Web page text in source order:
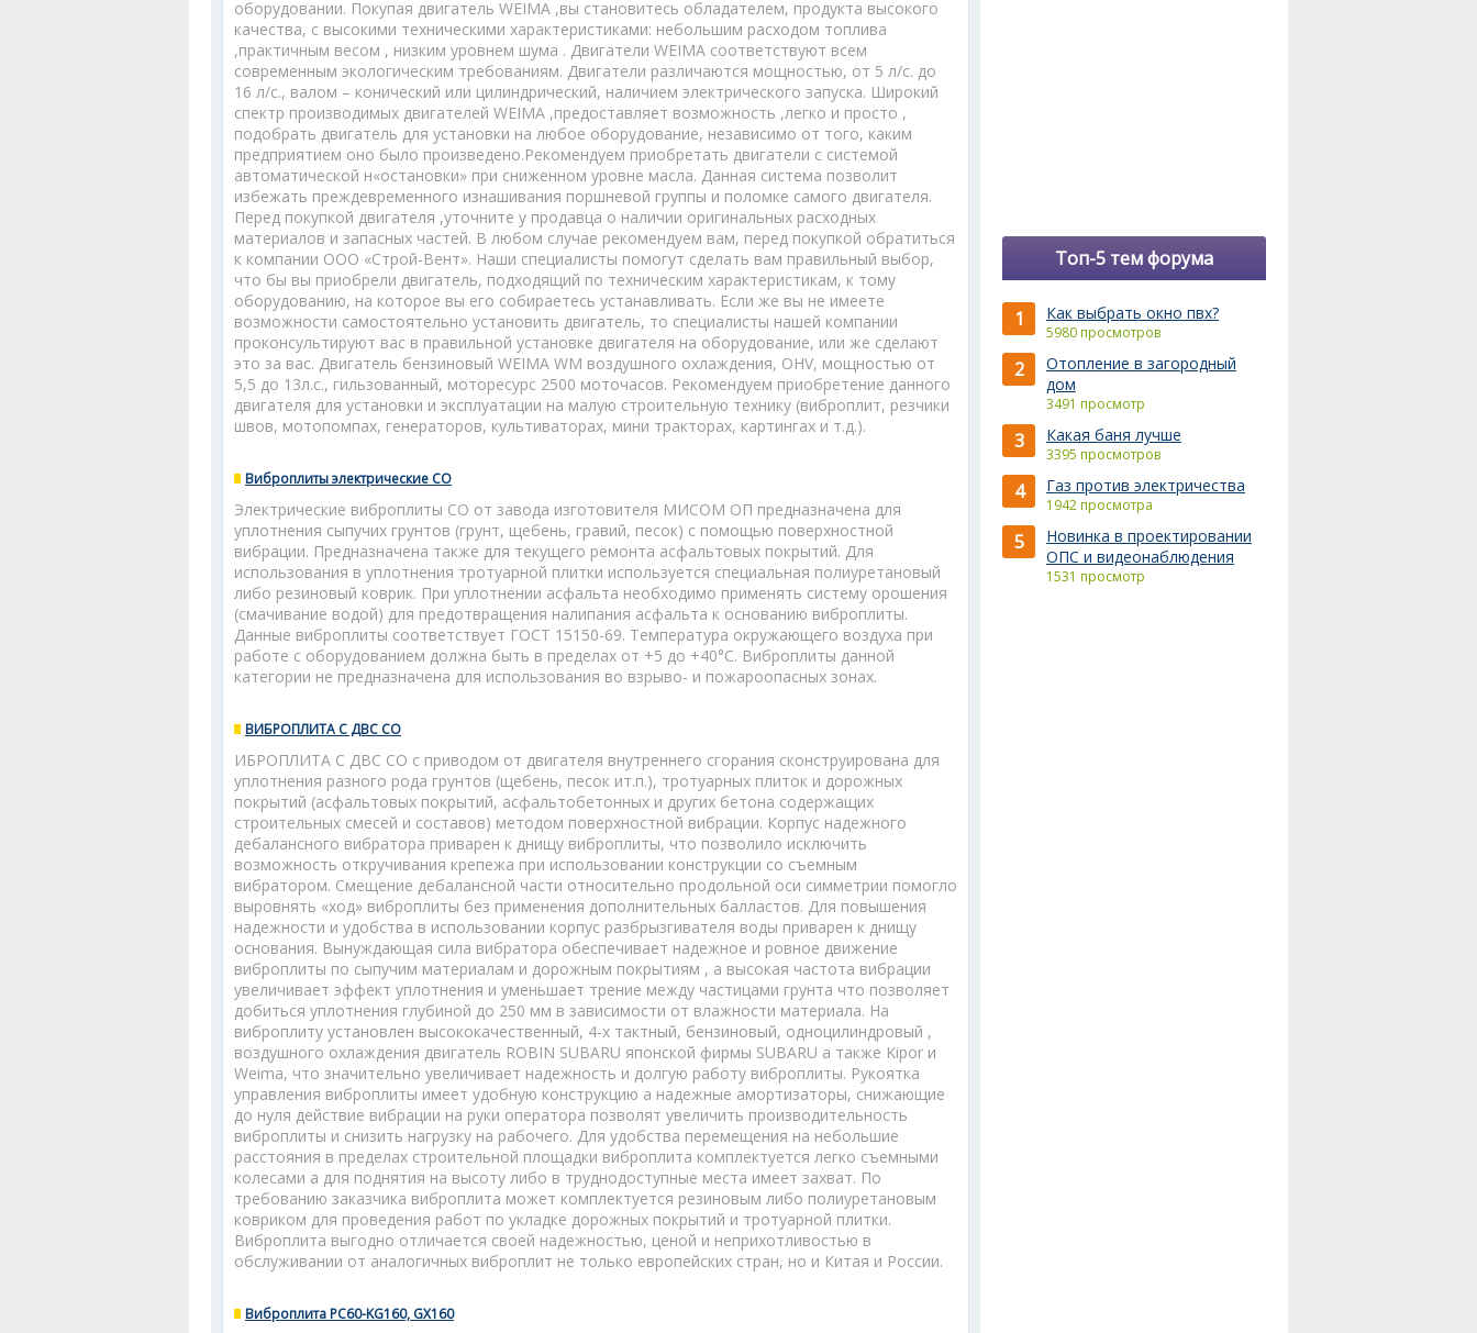
оборудовании. Покупая двигатель WEIMA ,вы становитесь обладателем, продукта высокого
качества, с высокими техническими характеристиками: небольшим расходом топлива
,практичным весом , низким уровнем шума . Двигатели WEIMA соответствуют всем
современным экологическим требованиям. Двигатели различаются мощностью, от 5 л/с. до
16 л/с., валом – конический или цилиндрический, наличием электрического запуска. Широкий
спектр производимых двигателей WEIMA ,предоставляет возможность ,легко и просто ,
подобрать двигатель для установки на любое оборудование, независимо от того, каким
предприятием оно было произведено.Рекомендуем приобретать двигатели с системой
автоматической н«остановки» при сниженном уровне масла. Данная система позволит
избежать преждевременного изнашивания поршневой группы и поломке самого двигателя.
Перед покупкой двигателя ,уточните у продавца о наличии оригинальных расходных
материалов и запасных частей. В любом случае рекомендуем вам, перед покупкой обратиться
к компании ООО «Строй-Вент». Наши специалисты помогут сделать вам правильный выбор,
что бы вы приобрели двигатель, подходящий по техническим характеристикам, к тому
оборудованию, на которое вы его собираетесь устанавливать. Если же вы не имеете
возможности самостоятельно установить двигатель, то специалисты нашей компании
проконсультируют вас в правильной установке двигателя на оборудование, или же сделают
это за вас. Двигатель бензиновый WEIMA WM воздушного охлаждения, OHV, мощностью от
5,5 до 13л.с., гильзованный, моторесурс 2500 моточасов. Рекомендуем приобретение данного
двигателя для установки и эксплуатации на малую строительную технику (виброплит, резчики
швов, мотопомпах, генераторов, культиваторах, мини тракторах, картингах и т.д.).
Виброплиты электрические СО
Электрические виброплиты СО от завода изготовителя МИСОМ ОП предназначена для
уплотнения сыпучих грунтов (грунт, щебень, гравий, песок) с помощью поверхностной
вибрации. Предназначена также для текущего ремонта асфальтовых покрытий. Для
использования в уплотнения тротуарной плитки используется специальная полиуретановый
либо резиновый коврик. При уплотнении асфальта необходимо применять систему орошения
(смачивание водой) для предотвращения налипания асфальта к основанию виброплиты.
Данные виброплиты соответствует ГОСТ 15150-69. Температура окружающего воздуха при
работе с оборудованием должна быть в пределах от +5 до +40°С. Виброплиты данной
категории не предназначена для использования во взрыво- и пожароопасных зонах.
ВИБРОПЛИТА С ДВС СО
ИБРОПЛИТА С ДВС СО с приводом от двигателя внутреннего сгорания сконструирована для
уплотнения разного рода грунтов (щебень, песок ит.п.), тротуарных плиток и дорожных
покрытий (асфальтовых покрытий, асфальтобетонных и других бетона содержащих
строительных смесей и составов) методом поверхностной вибрации. Корпус надежного
дебалансного вибратора приварен к днищу виброплиты, что позволило исключить
возможность откручивания крепежа при использовании конструкции со съемным
вибратором. Смещение дебалансной части относительно продольной оси симметрии помогло
выровнять «ход» виброплиты без применения дополнительных балластов. Для повышения
надежности и удобства в использовании корпус разбрызгивателя воды приварен к днищу
основания. Вынуждающая сила вибратора обеспечивает надежное и ровное движение
виброплиты по сыпучим материалам и дорожным покрытиям , а высокая частота вибрации
увеличивает эффект уплотнения и уменьшает трение между частицами грунта что позволяет
добиться уплотнения глубиной до 250 мм в зависимости от влажности материала. На
виброплиту установлен высококачественный, 4-х тактный, бензиновый, одноцилиндровый ,
воздушного охлаждения двигатель ROBIN SUBARU японской фирмы SUBARU а также Kipor и
Weima, что значительно увеличивает надежность и долгую работу виброплиты. Рукоятка
управления виброплиты имеет удобную конструкцию а надежные амортизаторы, снижающие
до нуля действие вибрации на руки оператора позволят увеличить производительность
виброплиты и снизить нагрузку на рабочего. Для удобства перемещения на небольшие
расстояния в пределах строительной площадки виброплита комплектуется легко съемными
колесами а для поднятия на высоту либо в труднодоступные места имеет захват. По
требованию заказчика виброплита может комплектуется резиновым либо полиуретановым
ковриком для проведения работ по укладке дорожных покрытий и тротуарной плитки.
Виброплита выгодно отличается своей надежностью, ценой и неприхотливостью в
обслуживании от аналогичных виброплит не только европейских стран, но и Китая и России.
Виброплита PC60-KG160, GX160
Топ-5 тем форума
1 Как выбрать окно пвх?
5980 просмотров
2
Отопление в загородный
дом
3491 просмотр
3 Какая баня лучше
3395 просмотров
4 Газ против электричества
1942 просмотра
5
Новинка в проектировании
ОПС и видеонаблюдения
1531 просмотр